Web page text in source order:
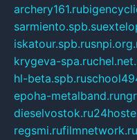
archery161.ru
sarmiento.spb.su
iskatour.spb.ru
krygeva-spa.ru
hl-beta.spb.ru
epoha-metalband.ru
dieselvostok.ru
regsmi.rufilmnetwork.ru